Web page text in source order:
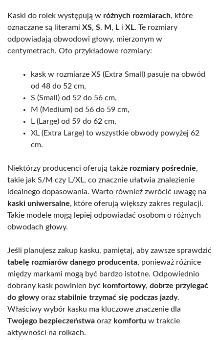
Kaski do rolek występują w różnych rozmiarach, które
oznaczane są literami XS, S, M , L i XL. Te rozmiary
odpowiadają obwodowi głowy, mierzonym w
centymetrach. Oto przykładowe rozmiary:
kask w rozmiarze XS (Extra Small) pasuje na obwód
od 48 do 52 cm,
S (Small) od 52 do 56 cm,
M (Medium) od 56 do 59 cm,
L (Large) od 59 do 62 cm,
XL (Extra Large) to wszystkie obwody powyżej 62
cm.
Niektórzy producenci oferują także rozmiary pośrednie,
takie jak S/M czy L/XL, co znacznie ułatwia znalezienie
idealnego dopasowania. Warto również zwrócić uwagę na
kaski uniwersalne, które oferują większy zakres regulacji.
Takie modele mogą lepiej odpowiadać osobom o różnych
obwodach głowy.
Jeśli planujesz zakup kasku, pamiętaj, aby zawsze sprawdzić
tabelę rozmiarów danego producenta, ponieważ różnice
między markami mogą być bardzo istotne. Odpowiednio
dobrany kask powinien być komfortowy, dobrze przylegać
do głowyoraz stabilnie trzymać się podczas jazdy.
Właściwy wybór kasku ma kluczowe znaczenie dla
Twojego bezpieczeństwa oraz komfortu w trakcie
aktywności na rolkach.